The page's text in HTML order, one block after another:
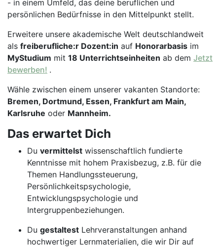
- in einem Umfeld, das deine beruflichen und
persönlichen Bedürfnisse in den Mittelpunkt stellt.
Erweitere unsere akademische Welt deutschlandweit
als freiberufliche:r Dozent:in auf Honorarbasis im
MyStudium mit 18 Unterrichtseinheiten ab dem Jetzt
bewerben! .
Wähle zwischen einem unserer vakanten Standorte:
Bremen, Dortmund, Essen, Frankfurt am Main,
Karlsruhe oder Mannheim.
Das erwartet Dich
Du vermittelst wissenschaftlich fundierte
Kenntnisse mit hohem Praxisbezug, z.B. für die
Themen Handlungssteuerung,
Persönlichkeitspsychologie,
Entwicklungspsychologie und
Intergruppenbeziehungen.
Du gestaltest Lehrveranstaltungen anhand
hochwertiger Lernmaterialien, die wir Dir auf